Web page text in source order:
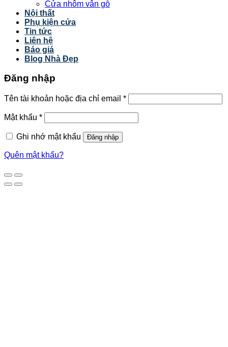
Cửa nhôm vân gỗ
Nội thất
Phụ kiện cửa
Tin tức
Liên hệ
Báo giá
Blog Nhà Đẹp
Đăng nhập
Tên tài khoản hoặc địa chỉ email *
Mật khẩu *
Ghi nhớ mật khẩu Đăng nhập
Quên mật khẩu?